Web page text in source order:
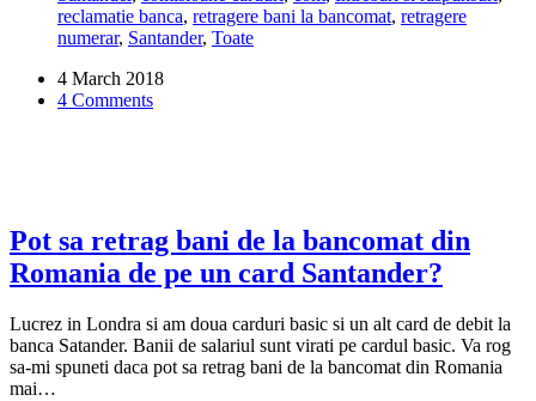
Santander
in
reclamatie banca, retragere bani la bancomat, retragere
numerar, Santander, Toate
4 March 2018
4 Comments
Pot sa retrag bani de la bancomat din
Romania de pe un card Santander?
Lucrez in Londra si am doua carduri basic si un alt card de debit la
banca Satander. Banii de salariul sunt virati pe cardul basic. Va rog
sa-mi spuneti daca pot sa retrag bani de la bancomat din Romania
mai…